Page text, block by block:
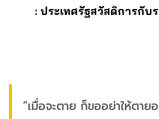
: ประเทศรัฐสวัสดิการกับ
“เมื่อจะตาย ก็ขออย่าให้ตาย